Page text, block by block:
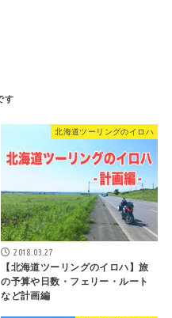
北海道ツーリングのイロハ
2018.03.27
【北海道ツーリングのイロハ】旅
の予算や日数・フェリー・ルート
など計画編